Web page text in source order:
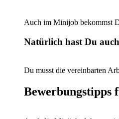
Auch im Minijob bekommst
Natürlich hast Du
Du musst die vereinbarten